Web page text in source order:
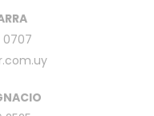
0707